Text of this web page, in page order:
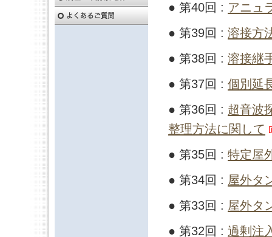
● 第40回 : アニュ
● 第39回 : 溶接方
● 第38回 : 溶接継
● 第37回 : 個別延
● 第36回 : 超音波
整理方法に関して
● 第35回 : 特定屋
● 第34回 : 屋外タ
● 第33回 : 屋外タ
● 第32回 : 過剰注